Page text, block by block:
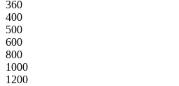
360
400
500
600
800
1000
1200